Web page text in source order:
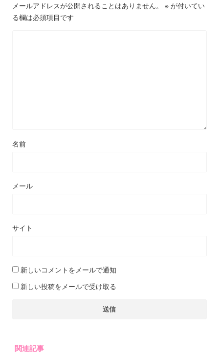
メールアドレスが公開されることはありません。 ※ が付いてい
る欄は必須項目です
名前
メール
サイト
新しいコメントをメールで通知
新しい投稿をメールで受け取る
関連記事